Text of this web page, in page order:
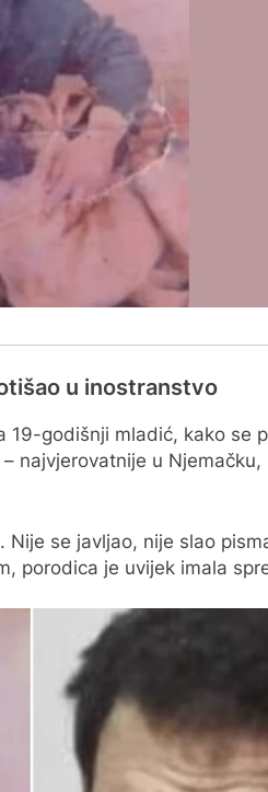
u inostranstvo
godišnji mladić, kako se
najvjerovatnije u
se javljao, nije slao
porodica je uvijek imala